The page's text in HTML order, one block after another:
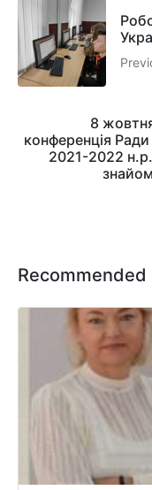
8
конференція Ради
2021-2022
Recommended